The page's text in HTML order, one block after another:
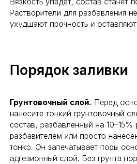
Растворители для разбавления
ухудшают прочность и
Порядок заливки
Грунтовочный слой. Перед
нанесите тонкий грунтовочный
состав, разбавленный на 10–15%
разбавителем или просто
тонко. Он запечатывает поры
адгезионный слой. Без грунта